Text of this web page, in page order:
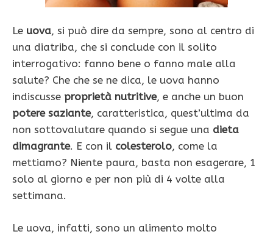
Le uova, si può dire da sempre, sono al centro di
una diatriba, che si conclude con il solito
interrogativo: fanno bene o fanno male alla
salute? Che che se ne dica, le uova hanno
indiscusse proprietà nutritive, e anche un buon
potere saziante, caratteristica, quest’ultima da
non sottovalutare quando si segue una dieta
dimagrante. E con il colesterolo, come la
mettiamo? Niente paura, basta non esagerare, 1
solo al giorno e per non più di 4 volte alla
settimana.
Le uova, infatti, sono un alimento molto